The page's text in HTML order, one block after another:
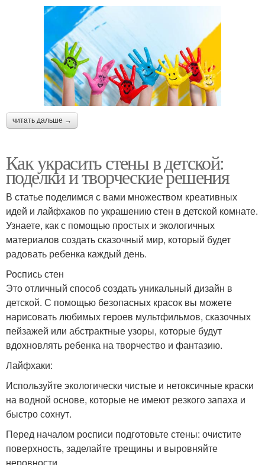
читать дальше →
Как украсить стены в детской:
поделки и творческие решения
В статье поделимся с вами множеством креативных
идей и лайфхаков по украшению стен в детской комнате.
Узнаете, как с помощью простых и экологичных
материалов создать сказочный мир, который будет
радовать ребенка каждый день.
Роспись стен
Это отличный способ создать уникальный дизайн в
детской. С помощью безопасных красок вы можете
нарисовать любимых героев мультфильмов, сказочных
пейзажей или абстрактные узоры, которые будут
вдохновлять ребенка на творчество и фантазию.
Лайфхаки:
Используйте экологически чистые и нетоксичные краски
на водной основе, которые не имеют резкого запаха и
быстро сохнут.
Перед началом росписи подготовьте стены: очистите
поверхность, заделайте трещины и выровняйте
неровности.